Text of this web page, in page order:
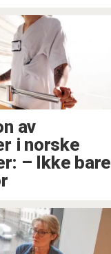
av
i norske
– Ikke bare